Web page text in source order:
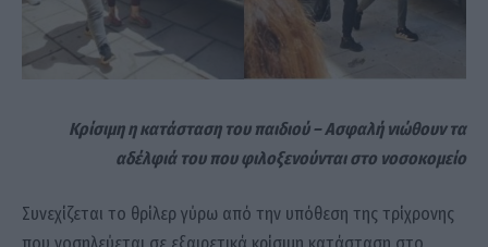
Κρίσιμη η κατάσταση του παιδιού – Ασφαλή νιώθουν τα
αδέλφιά του που φιλοξενούνται στο νοσοκομείο
Συνεχίζεται το θρίλερ γύρω από την υπόθεση της τρίχρονης